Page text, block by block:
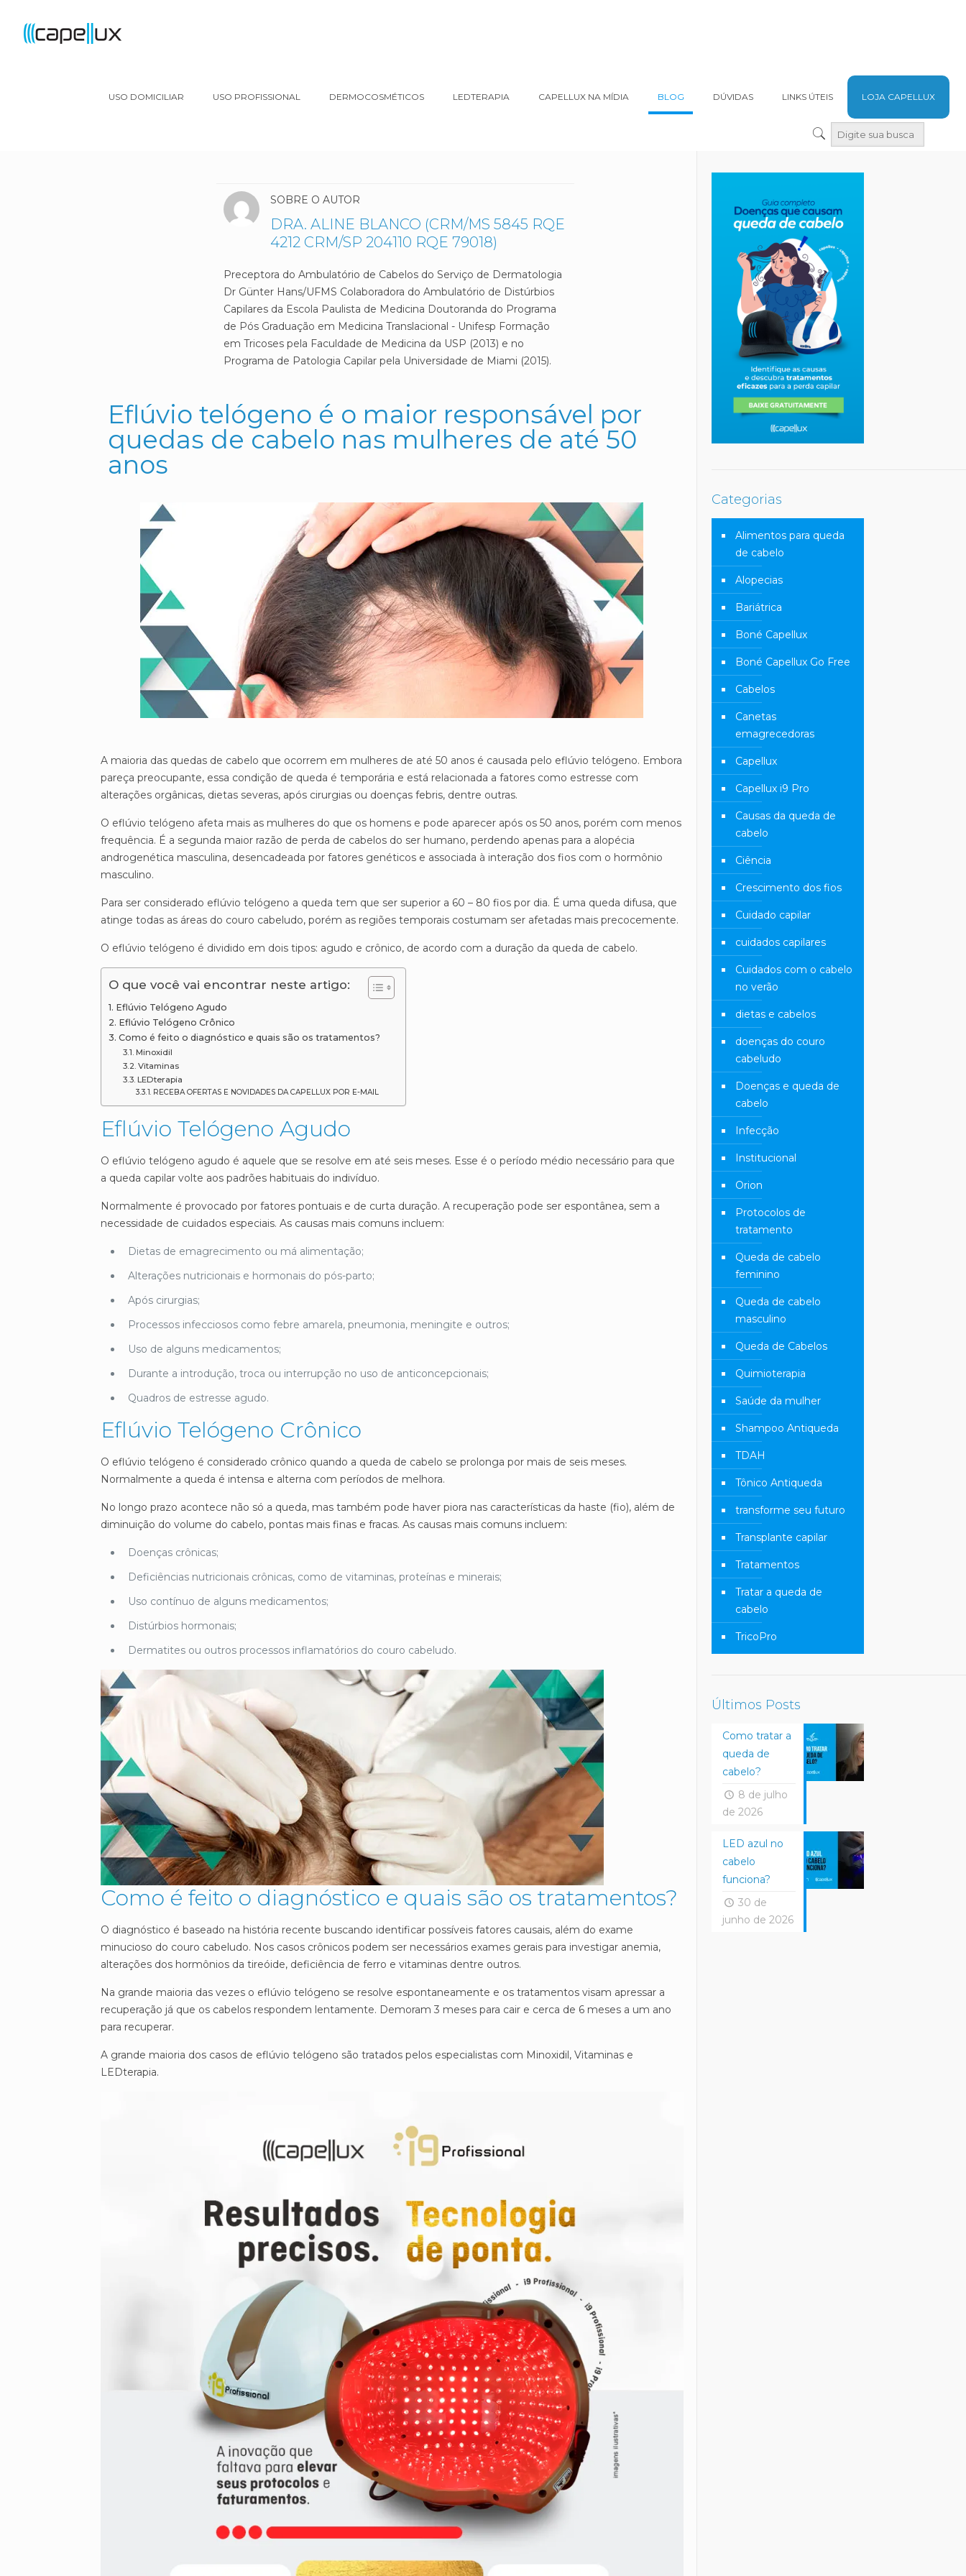
USO DOMICILIAR USO PROFISSIONAL DERMOCOSMÉTICOS LEDTERAPIA CAPELLUX NA MÍDIA BLOG DÚVIDAS LINKS ÚTEIS LOJA CAPELLUX
SOBRE O AUTOR
DRA. ALINE BLANCO (CRM/MS 5845 RQE
4212 CRM/SP 204110 RQE 79018)
Preceptora do Ambulatório de Cabelos do Serviço de Dermatologia
Dr Günter Hans/UFMS Colaboradora do Ambulatório de Distúrbios
Capilares da Escola Paulista de Medicina Doutoranda do Programa
de Pós Graduação em Medicina Translacional - Unifesp Formação
em Tricoses pela Faculdade de Medicina da USP (2013) e no
Programa de Patologia Capilar pela Universidade de Miami (2015).
Eflúvio telógeno é o maior responsável por
quedas de cabelo nas mulheres de até 50
anos
A maioria das quedas de cabelo que ocorrem em mulheres de até 50 anos é causada pelo eflúvio telógeno. Embora
pareça preocupante, essa condição de queda é temporária e está relacionada a fatores como estresse com
alterações orgânicas, dietas severas, após cirurgias ou doenças febris, dentre outras.
O eflúvio telógeno afeta mais as mulheres do que os homens e pode aparecer após os 50 anos, porém com menos
frequência. É a segunda maior razão de perda de cabelos do ser humano, perdendo apenas para a alopécia
androgenética masculina, desencadeada por fatores genéticos e associada à interação dos fios com o hormônio
masculino.
Para ser considerado eflúvio telógeno a queda tem que ser superior a 60 – 80 fios por dia. É uma queda difusa, que
atinge todas as áreas do couro cabeludo, porém as regiões temporais costumam ser afetadas mais precocemente.
O eflúvio telógeno é dividido em dois tipos: agudo e crônico, de acordo com a duração da queda de cabelo.
O que você vai encontrar neste artigo:
Eflúvio Telógeno Agudo
Eflúvio Telógeno Crônico
Como é feito o diagnóstico e quais são os tratamentos?
Minoxidil
Vitaminas
LEDterapia
RECEBA OFERTAS E NOVIDADES DA CAPELLUX POR E-MAIL
Eflúvio Telógeno Agudo
O eflúvio telógeno agudo é aquele que se resolve em até seis meses. Esse é o período médio necessário para que
a queda capilar volte aos padrões habituais do indivíduo.
Normalmente é provocado por fatores pontuais e de curta duração. A recuperação pode ser espontânea, sem a
necessidade de cuidados especiais. As causas mais comuns incluem:
Dietas de emagrecimento ou má alimentação;
Alterações nutricionais e hormonais do pós-parto;
Após cirurgias;
Processos infecciosos como febre amarela, pneumonia, meningite e outros;
Uso de alguns medicamentos;
Durante a introdução, troca ou interrupção no uso de anticoncepcionais;
Quadros de estresse agudo.
Eflúvio Telógeno Crônico
O eflúvio telógeno é considerado crônico quando a queda de cabelo se prolonga por mais de seis meses.
Normalmente a queda é intensa e alterna com períodos de melhora.
No longo prazo acontece não só a queda, mas também pode haver piora nas características da haste (fio), além de
diminuição do volume do cabelo, pontas mais finas e fracas. As causas mais comuns incluem:
Doenças crônicas;
Deficiências nutricionais crônicas, como de vitaminas, proteínas e minerais;
Uso contínuo de alguns medicamentos;
Distúrbios hormonais;
Dermatites ou outros processos inflamatórios do couro cabeludo.
Como é feito o diagnóstico e quais são os tratamentos?
O diagnóstico é baseado na história recente buscando identificar possíveis fatores causais, além do exame
minucioso do couro cabeludo. Nos casos crônicos podem ser necessários exames gerais para investigar anemia,
alterações dos hormônios da tireóide, deficiência de ferro e vitaminas dentre outros.
Na grande maioria das vezes o eflúvio telógeno se resolve espontaneamente e os tratamentos visam apressar a
recuperação já que os cabelos respondem lentamente. Demoram 3 meses para cair e cerca de 6 meses a um ano
para recuperar.
A grande maioria dos casos de eflúvio telógeno são tratados pelos especialistas com Minoxidil, Vitaminas e
LEDterapia.
Categorias
Alimentos para queda
de cabelo
Alopecias
Bariátrica
Boné Capellux
Boné Capellux Go Free
Cabelos
Canetas
emagrecedoras
Capellux
Capellux i9 Pro
Causas da queda de
cabelo
Ciência
Crescimento dos fios
Cuidado capilar
cuidados capilares
Cuidados com o cabelo
no verão
dietas e cabelos
doenças do couro
cabeludo
Doenças e queda de
cabelo
Infecção
Institucional
Orion
Protocolos de
tratamento
Queda de cabelo
feminino
Queda de cabelo
masculino
Queda de Cabelos
Quimioterapia
Saúde da mulher
Shampoo Antiqueda
TDAH
Tônico Antiqueda
transforme seu futuro
Transplante capilar
Tratamentos
Tratar a queda de
cabelo
TricoPro
Últimos Posts
Como tratar a
queda de
cabelo?
8 de julho
de 2026
LED azul no
cabelo
funciona?
30 de
junho de 2026